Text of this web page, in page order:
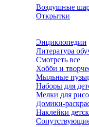
Воздушные
Открытки
Энциклопедии
Литература
Смотреть все
Хобби и
Мыльные
Наборы для
Мелки для
Домики-
Наклейки